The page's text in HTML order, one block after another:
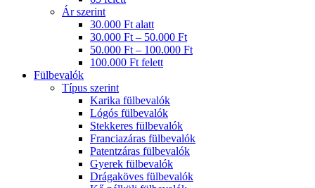
Ár szerint
30.000 Ft alatt
30.000 Ft – 50.000 Ft
50.000 Ft – 100.000 Ft
100.000 Ft felett
Fülbevalók
Típus szerint
Karika fülbevalók
Lógós fülbevalók
Stekkeres fülbevalók
Franciazáras fülbevalók
Patentzáras fülbevalók
Gyerek fülbevalók
Drágaköves fülbevalók